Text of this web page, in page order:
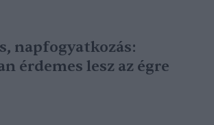
napfogyatkozás:
érdemes lesz az égre